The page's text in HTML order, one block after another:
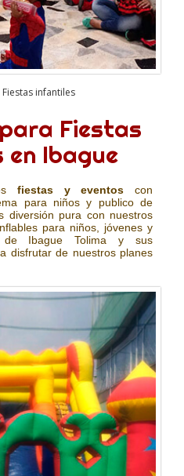
infantiles
Fiestas
Ibague
fiestas y eventos con
para niños y publico de
diversión pura con nuestros
para niños, jóvenes y
Ibague Tolima y sus
disfrutar de nuestros planes